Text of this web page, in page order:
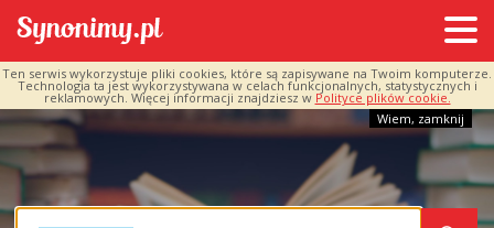
Ten serwis wykorzystuje pliki cookies, które są zapisywane na Twoim komputerze.
Technologia ta jest wykorzystywana w celach funkcjonalnych, statystycznych i
reklamowych. Więcej informacji znajdziesz w Polityce plików cookie.
Wiem, zamknij